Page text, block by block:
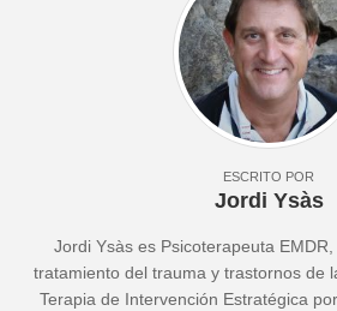
ESCRITO POR
Jordi Ysàs
Jordi Ysàs es Psicoterapeuta
tratamiento del trauma y trastornos de
Terapia de Intervención Estratégica